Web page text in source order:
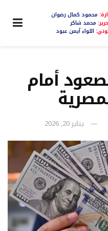
محمود كمال رضوان
محمد شاكر
اللواء أيمن عبود
أمام
يناير 20, 2026